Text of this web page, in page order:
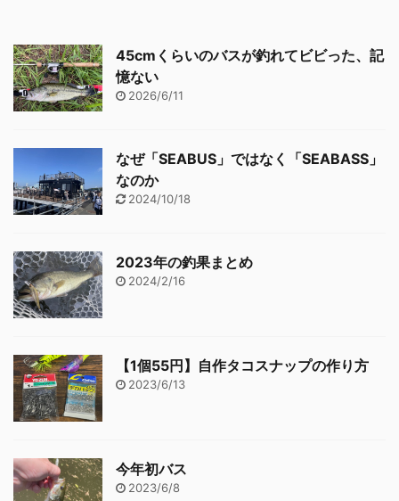
45cmくらいのバスが釣れてビビった、記
憶ない
2026/6/11
なぜ「SEABUS」ではなく「SEABASS」
なのか
2024/10/18
2023年の釣果まとめ
2024/2/16
【1個55円】自作タコスナップの作り方
2023/6/13
今年初バス
2023/6/8